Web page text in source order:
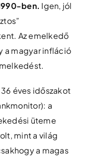
ben. Igen, jól
Az emelkedő
a magyar infláció
éves időszakot
a
üteme
mint a világ
a magas